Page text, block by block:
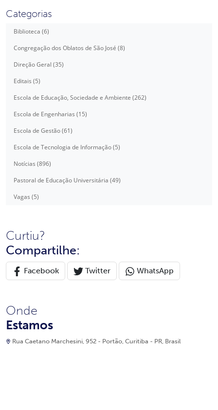
Categorias
Biblioteca (6)
Congregação dos Oblatos de São José (8)
Direção Geral (35)
Editais (5)
Escola de Educação, Sociedade e Ambiente (262)
Escola de Engenharias (15)
Escola de Gestão (61)
Escola de Tecnologia de Informação (5)
Notícias (896)
Pastoral de Educação Universitária (49)
Vagas (5)
Curtiu?
Compartilhe:
Facebook Twitter WhatsApp
Onde
Estamos
Rua Caetano Marchesini, 952 - Portão, Curitiba - PR, Brasil